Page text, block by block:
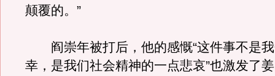
颠覆的。”
阎崇年被打后，他的感慨“这件事不是我
幸，是我们社会精神的一点悲哀”也激发了